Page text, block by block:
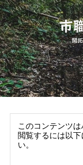
このコンテンツは
閲覧するには以
い。